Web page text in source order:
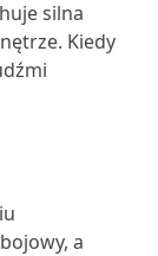
silna
Kiedy
a